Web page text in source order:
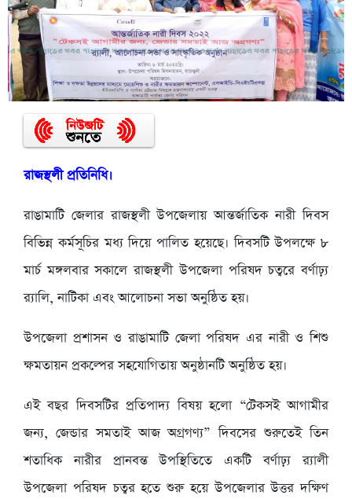
রাজস্থলী প্রতিনিধি।
রাঙামাটি জেলার রাজস্থলী উপজেলায় আন্তর্জাতিক নারী দিবস
বিভিন্ন কর্মসূচির মধ্য দিয়ে পালিত হয়েছে। দিবসটি উপলক্ষে ৮
মার্চ মঙ্গলবার সকালে রাজস্থলী উপজেলা পরিষদ চত্বরে বর্ণাঢ়্য
র‌্যালি, নাটিকা এবং আলোচনা সভা অনুষ্ঠিত হয়।
উপজেলা প্রশাসন ও রাঙামাটি জেলা পরিষদ এর নারী ও শিশু
ক্ষমতায়ন প্রকল্পের সহযোগিতায় অনুষ্ঠানটি অনুষ্ঠিত হয়।
এই বছর দিবসটির প্রতিপাদ্য বিষয় হলো “টেকসই আগামীর
জন্য, জেন্ডার সমতাই আজ অগ্রগণ্য” দিবসের শুরুতেই তিন
শতাধিক নারীর প্রানবন্ত উপস্থিতিতে একটি বর্ণাঢ়্য র‌্যালী
উপজেলা পরিষদ চত্বর হতে শুরু হয়ে উপজেলার উত্তর দক্ষিণ